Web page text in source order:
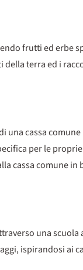
frutti ed erbe
terra ed i
una cassa
per le
cassa comune
una
ispirandosi ai